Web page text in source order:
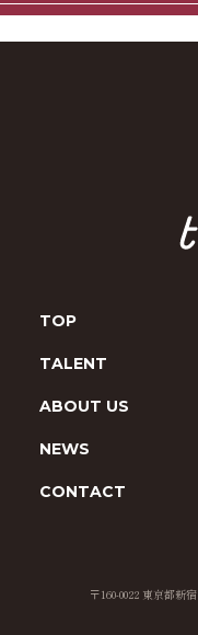
TOP
TALENT
ABOUT US
NEWS
CONTACT
〒160-0022 東京都新